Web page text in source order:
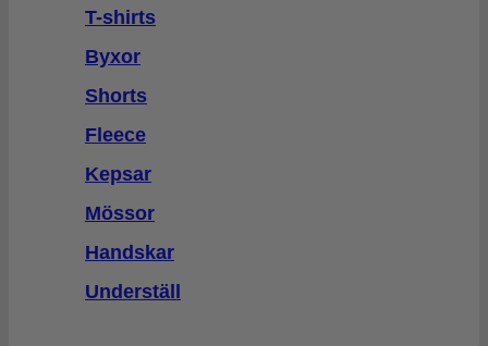
T-shirts
Byxor
Shorts
Fleece
Kepsar
Mössor
Handskar
Underställ